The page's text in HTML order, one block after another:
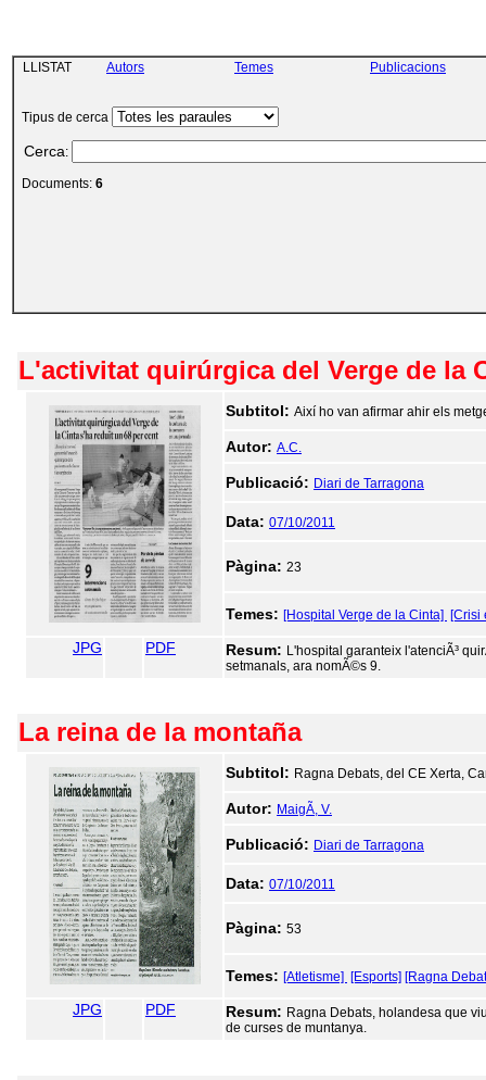
LLISTAT Autors Temes Publicacions
Tipus de cerca
Cerca:
Documents: 6
L'activitat quirúrgica del Verge de la
Subtitol: Així ho van afirmar ahir els
Autor: A.C.
Publicació: Diari de Tarragona
Data: 07/10/2011
Pàgina: 23
Temes: [Hospital Verge de la Cinta] [Crisi
JPG PDF Resum: L'hospital garanteix l'atenciÃ³
setmanals, ara nomÃ©s 9.
La reina de la montaña
Subtitol: Ragna Debats, del CE Xerta,
Autor: MaigÃ­, V.
Publicació: Diari de Tarragona
Data: 07/10/2011
Pàgina: 53
Temes: [Atletisme] [Esports] [Ragna
JPG PDF Resum: Ragna Debats, holandesa que
de curses de muntanya.